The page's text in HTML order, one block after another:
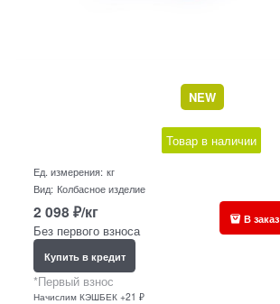
NEW
Товар в наличии
Ед. измерения: кг
Вид: Колбасное изделие
2 098 ₽/кг
Без первого взноса
Купить в кредит
*Первый взнос
Начислим КЭШБЕК +21 ₽
В заказ